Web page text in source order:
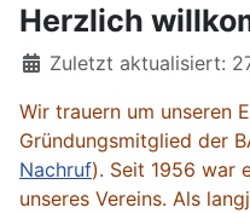
Herzlich
DetailsZuletzt aktualisiert:
Wir trauern um unseren
Gründungsmitglied der
Nachruf). Seit 1956 war
unseres Vereins. Als